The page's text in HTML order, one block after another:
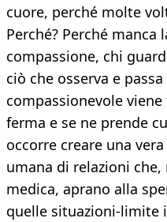
cuore, perché molte
Perché? Perché manca
compassione, chi
ciò che osserva e
compassionevole
ferma e se ne prende
occorre creare una
umana di relazioni
medica, aprano alla
quelle situazioni-limite